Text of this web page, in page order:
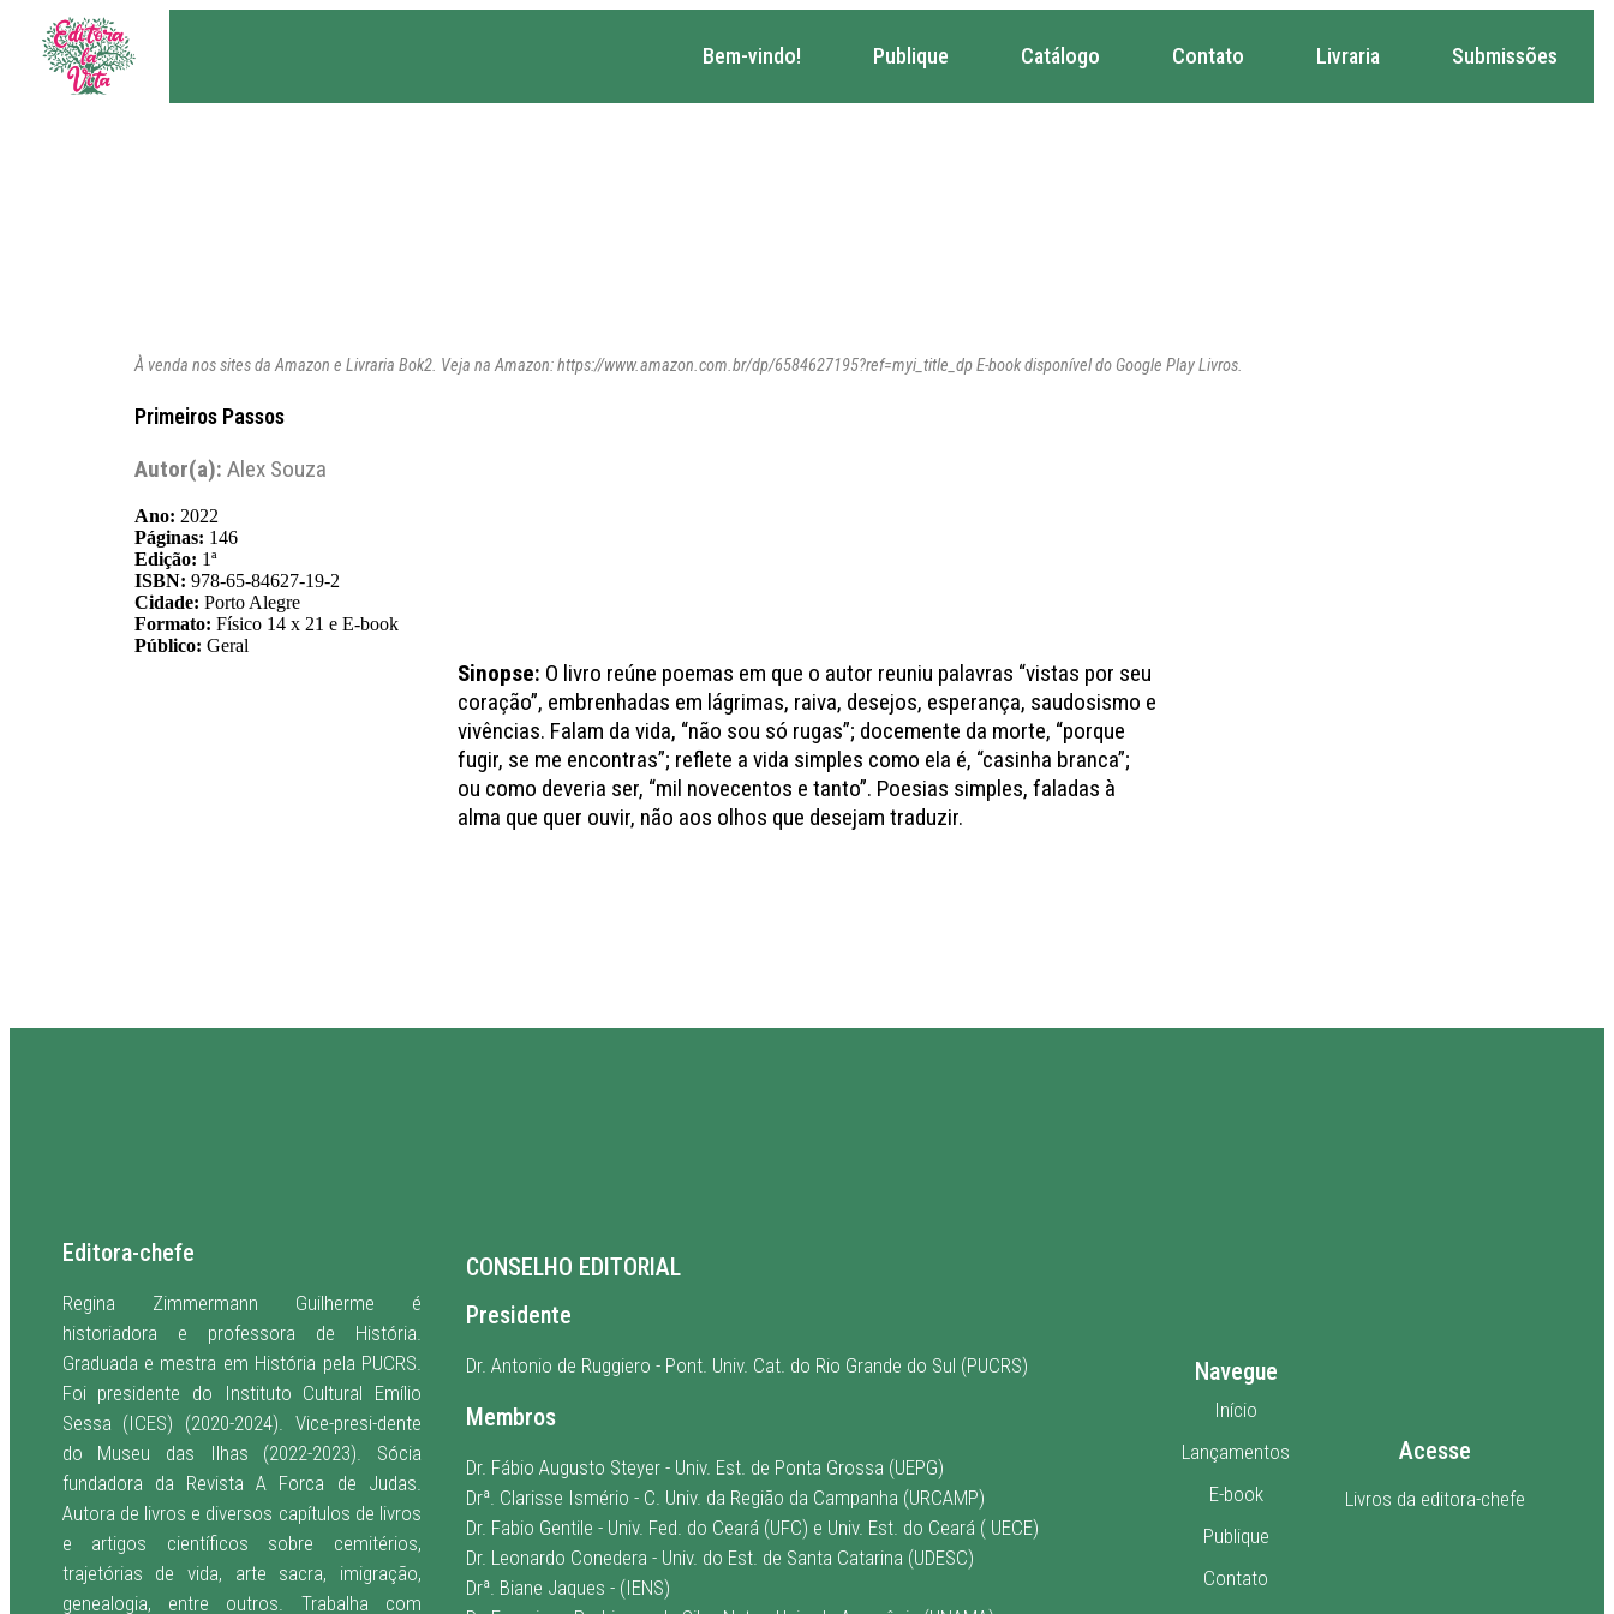
Bem-vindo! Publique Catálogo Contato Livraria Submissões
À venda nos sites da Amazon e Livraria Bok2. Veja na Amazon: https://www.amazon.com.br/dp/6584627195?ref=myi_title_dp E-book disponível do Google Play Livros.
Primeiros Passos
Autor(a): Alex Souza
Ano: 2022
Páginas: 146
Edição: 1ª
ISBN: 978-65-84627-19-2
Cidade: Porto Alegre
Formato: Físico 14 x 21 e E-book
Público: Geral
Sinopse: O livro reúne poemas em que o autor reuniu palavras “vistas por seu
coração”, embrenhadas em lágrimas, raiva, desejos, esperança, saudosismo e
vivências. Falam da vida, “não sou só rugas”; docemente da morte, “porque
fugir, se me encontras”; reflete a vida simples como ela é, “casinha branca”;
ou como deveria ser, “mil novecentos e tanto”. Poesias simples, faladas à
alma que quer ouvir, não aos olhos que desejam traduzir.
Editora-chefe
Regina Zimmermann Guilherme é
historiadora e professora de História.
Graduada e mestra em História pela PUCRS.
Foi presidente do Instituto Cultural Emílio
Sessa (ICES) (2020-2024). Vice-presi-dente
do Museu das Ilhas (2022-2023). Sócia
fundadora da Revista A Forca de Judas.
Autora de livros e diversos capítulos de livros
e artigos científicos sobre cemitérios,
trajetórias de vida, arte sacra, imigração,
genealogia, entre outros. Trabalha com
CONSELHO EDITORIAL
Presidente
Dr. Antonio de Ruggiero - Pont. Univ. Cat. do Rio Grande do Sul (PUCRS)
Membros
Dr. Fábio Augusto Steyer - Univ. Est. de Ponta Grossa (UEPG)
Drª. Clarisse Ismério - C. Univ. da Região da Campanha (URCAMP)
Dr. Fabio Gentile - Univ. Fed. do Ceará (UFC) e Univ. Est. do Ceará ( UECE)
Dr. Leonardo Conedera - Univ. do Est. de Santa Catarina (UDESC)
Drª. Biane Jaques - (IENS)
Navegue
Início
Lançamentos
E-book
Publique
Contato
Acesse
Livros da editora-chefe